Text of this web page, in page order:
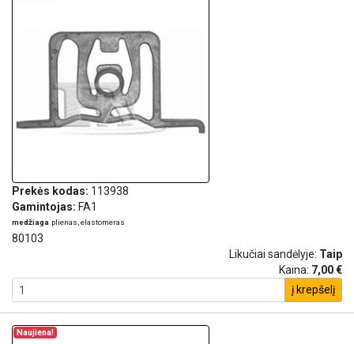
Prekės kodas: 113938
Gamintojas: FA1
medžiaga plienas, elastomeras
80103
Likučiai sandėlyje: Taip
Kaina: 7,00 €
į krepšelį
Naujiena!